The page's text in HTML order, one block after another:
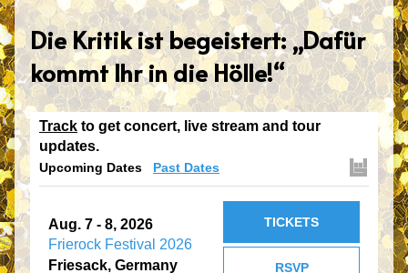
Die Kritik ist begeistert: „Dafür
kommt Ihr in die Hölle!“
Track to get concert, live stream and tour
updates.
Upcoming Dates Past Dates
Aug. 7 - 8, 2026
Frierock Festival 2026
Friesack, Germany
RSVP
TICKETS